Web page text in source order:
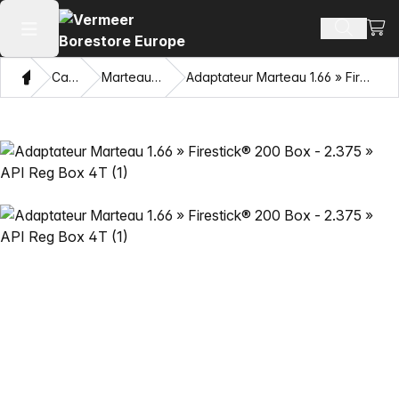
Ouvrir le menu principal
Voir
Domicile
Catalogue Marteaux HDD Mincon™ Adaptateur Marteau 1.66 » Firestick® 200 Box - 2.375 » API Reg Box 4T